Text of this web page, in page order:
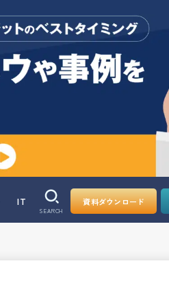
IT
SEARCH
資料ダウンロード